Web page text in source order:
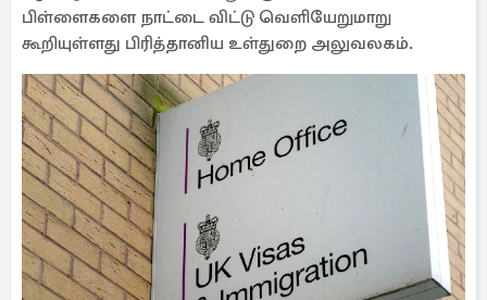
பிள்ளைகளை நாட்டை விட்டு வெளியேறுமாறு
கூறியுள்ளது பிரித்தானிய உள்துறை அலுவலகம்.